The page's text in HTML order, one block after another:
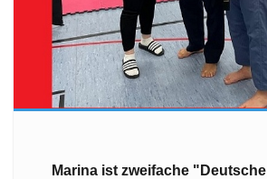
Marina ist zweifache "Deutsche